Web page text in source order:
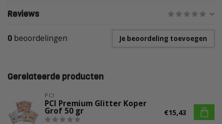
Reviews
0 beoordelingen Je beoordeling toevoegen
Gerelateerde producten
PCI
PCI Premium Glitter Koper
Grof 50 gr €15,43